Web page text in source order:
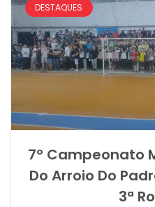
DESTAQUES
7º Campeonato
Do Arroio Do
3ª